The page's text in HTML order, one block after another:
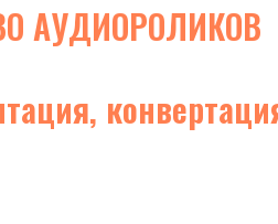
АУДИОРОЛИКОВ